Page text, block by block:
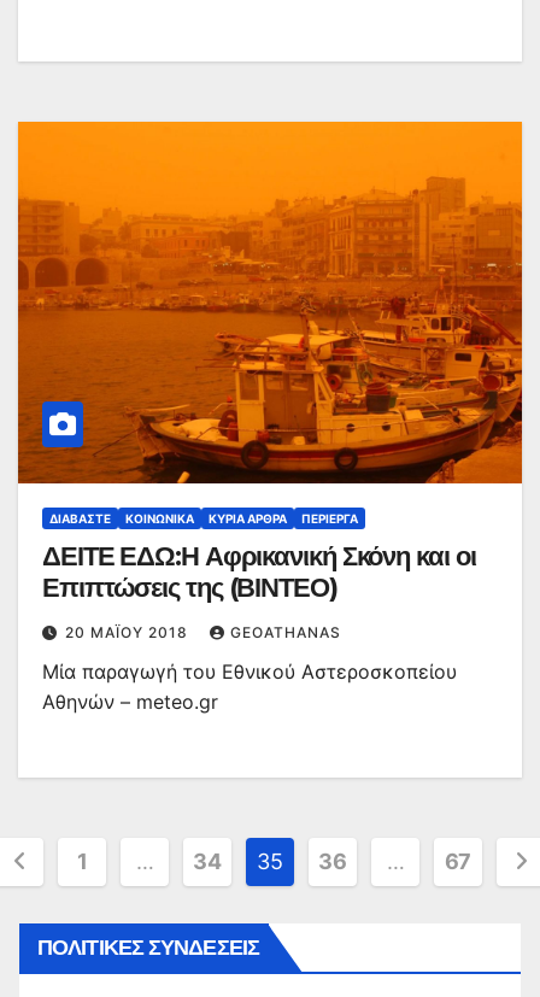
ΔΙΑΒΆΣΤΕ ΚΟΙΝΩΝΙΚΆ ΚΥΡΙΑ ΑΡΘΡΑ ΠΕΡΊΕΡΓΑ
ΔΕΙΤΕ ΕΔΩ:Η Αφρικανική Σκόνη και οι
Επιπτώσεις της (ΒΙΝΤΕΟ)
20 ΜΑΪ́ΟΥ 2018 GEOATHANAS
Μία παραγωγή του Εθνικού Αστεροσκοπείου
Αθηνών – meteo.gr
1 … 34 35 36 … 67
ΠΟΛΙΤΙΚΕΣ ΣΥΝΔΕΣΕΙΣ